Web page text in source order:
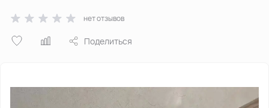
нет отзывов
Поделиться